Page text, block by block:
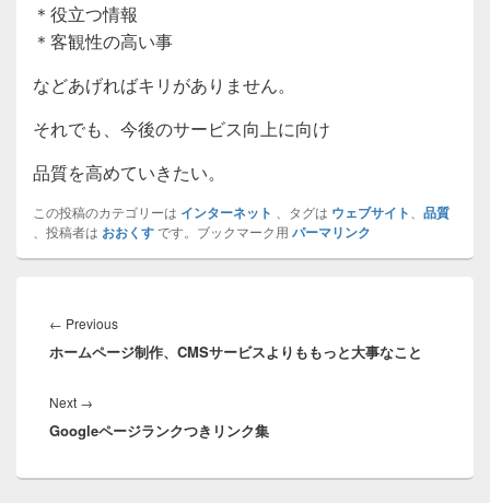
＊役立つ情報
＊客観性の高い事
などあげればキリがありません。
それでも、今後のサービス向上に向け
品質を高めていきたい。
この投稿のカテゴリーは インターネット 、タグは ウェブサイト 品質
、投稿者は おおくすです。ブックマーク用 パーマリンク
稿
ナ
ゲ
シ
← PreviousPrevious
post:
ホームページ制作、CMSサービスよりももっと大事なこと
Next →
post:
Googleページランクつきリンク集